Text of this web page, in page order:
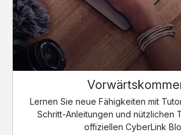
Lernen Sie neue Fähigkeiten mit
Schritt-Anleitungen und nützlichen
offiziellen CyberLink